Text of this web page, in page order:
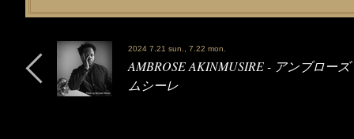
2024 7.21 sun., 7.22 mon.
AMBROSE AKINMUSIRE - アンブロー
ムシーレ